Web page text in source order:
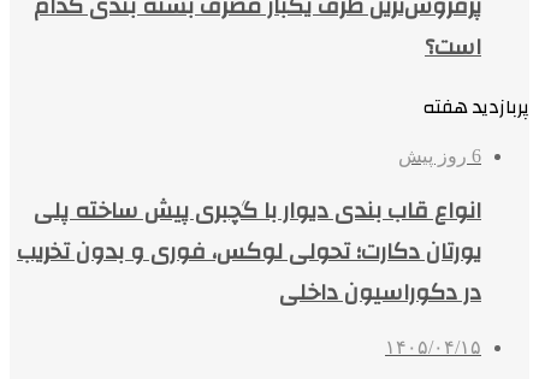
است؟
پربازدید هفته
6 روز پیش
انواع قاب بندی دیوار با گچبری پیش ساخته پلی
یورتان دکارت؛ تحولی لوکس، فوری و بدون تخریب
در دکوراسیون داخلی
۱۴۰۵/۰۴/۱۵